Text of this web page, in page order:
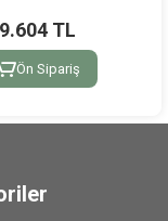
9.604 TL
Ön Sipariş